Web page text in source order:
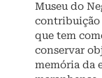
Museu do
contribuição
que tem
conservar
memória da